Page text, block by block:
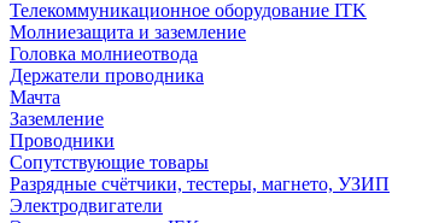
Телекоммуникационное оборудование ITK
Молниезащита и заземление
Головка молниеотвода
Держатели проводника
Мачта
Заземление
Проводники
Сопутствующие товары
Разрядные счётчики, тестеры, магнето, УЗИП
Электродвигатели